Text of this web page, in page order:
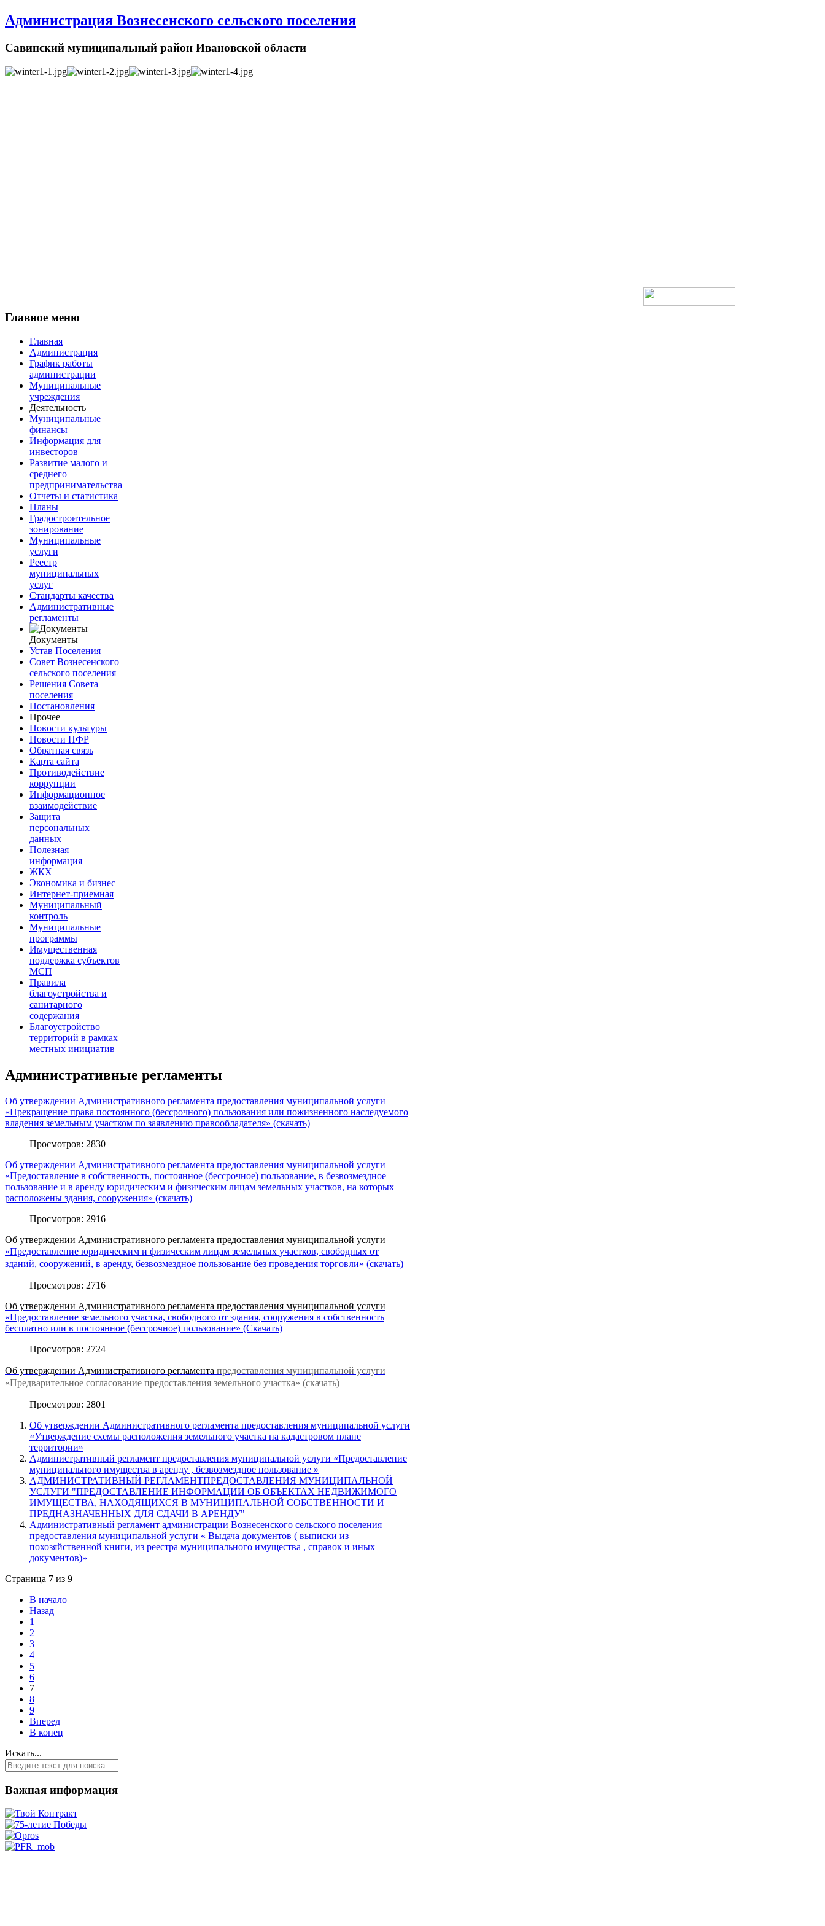
Администрация Вознесенского сельского поселения
Савинский муниципальный район Ивановской области
Главное меню
Главная
Администрация
График работы
администрации
Муниципальные
учреждения
Деятельность
Муниципальные
финансы
Информация для
инвесторов
Развитие малого и
среднего
предпринимательства
Отчеты и статистика
Планы
Градостроительное
зонирование
Муниципальные
услуги
Реестр
муниципальных
услуг
Стандарты качества
Административные
регламенты
Документы
Устав Поселения
Совет Вознесенского
сельского поселения
Решения Совета
поселения
Постановления
Прочее
Новости культуры
Новости ПФР
Обратная связь
Карта сайта
Противодействие
коррупции
Информационное
взаимодействие
Защита
персональных
данных
Полезная
информация
ЖКХ
Экономика и бизнес
Интернет-приемная
Муниципальный
контроль
Муниципальные
программы
Имущественная
поддержка субъектов
МСП
Правила
благоустройства и
санитарного
содержания
Благоустройство
территорий в рамках
местных инициатив
Административные регламенты
Об утверждении Административного регламента предоставления муниципальной услуги
«Прекращение права постоянного (бессрочного) пользования или пожизненного наследуемого
владения земельным участком по заявлению правообладателя» (скачать)
Просмотров: 2830
Об утверждении Административного регламента предоставления муниципальной услуги
«Предоставление в собственность, постоянное (бессрочное) пользование, в безвозмездное
пользование и в аренду юридическим и физическим лицам земельных участков, на которых
расположены здания, сооружения» (скачать)
Просмотров: 2916
Об утверждении Административного регламента предоставления муниципальной услуги
«Предоставление юридическим и физическим лицам земельных участков, свободных от
зданий, сооружений, в аренду, безвозмездное пользование без проведения торговли» (скачать)
Просмотров: 2716
Об утверждении Административного регламента предоставления муниципальной услуги
«Предоставление земельного участка, свободного от здания, сооружения в собственность
бесплатно или в постоянное (бессрочное) пользование» (Скачать)
Просмотров: 2724
Об утверждении Административного регламента предоставления муниципальной услуги
«Предварительное согласование предоставления земельного участка» (скачать)
Просмотров: 2801
Об утверждении Административного регламента предоставления муниципальной услуги
«Утверждение схемы расположения земельного участка на кадастровом плане
территории»
Административный регламент предоставления муниципальной услуги «Предоставление
муниципального имущества в аренду , безвозмездное пользование »
АДМИНИСТРАТИВНЫЙ РЕГЛАМЕНТПРЕДОСТАВЛЕНИЯ МУНИЦИПАЛЬНОЙ
УСЛУГИ "ПРЕДОСТАВЛЕНИЕ ИНФОРМАЦИИ ОБ ОБЪЕКТАХ НЕДВИЖИМОГО
ИМУЩЕСТВА, НАХОДЯЩИХСЯ В МУНИЦИПАЛЬНОЙ СОБСТВЕННОСТИ И
ПРЕДНАЗНАЧЕННЫХ ДЛЯ СДАЧИ В АРЕНДУ"
Административный регламент администрации Вознесенского сельского поселения
предоставления муниципальной услуги « Выдача документов ( выписки из
похозяйственной книги, из реестра муниципального имущества , справок и иных
документов)»
Страница 7 из 9
В начало
Назад
1
2
3
4
5
6
7
8
9
Вперед
В конец
Искать...
Важная информация